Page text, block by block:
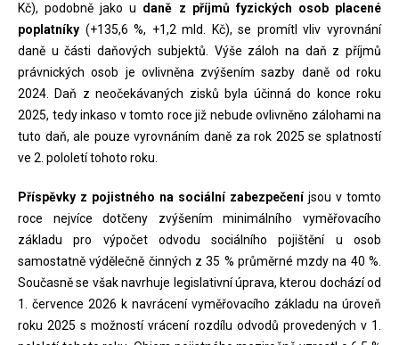
Kč), podobně jako u daně z příjmů fyzických osob placené
poplatníky (+135,6 %, +1,2 mld. Kč), se promítl vliv vyrovnání
daně u části daňových subjektů. Výše záloh na daň z příjmů
právnických osob je ovlivněna zvýšením sazby daně od roku
2024. Daň z neočekávaných zisků byla účinná do konce roku
2025, tedy inkaso v tomto roce již nebude ovlivněno zálohami na
tuto daň, ale pouze vyrovnáním daně za rok 2025 se splatností
ve 2. pololetí tohoto roku.
Příspěvky z pojistného na sociální zabezpečeníjsou v tomto
roce nejvíce dotčeny zvýšením minimálního vyměřovacího
základu pro výpočet odvodu sociálního pojištění u osob
samostatně výdělečně činných z 35 % průměrné mzdy na 40 %.
Současně se však navrhuje legislativní úprava, kterou dochází od
1. července 2026 k navrácení vyměřovacího základu na úroveň
roku 2025 s možností vrácení rozdílu odvodů provedených v 1.